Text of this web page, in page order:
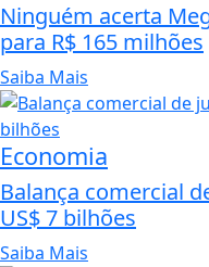
Ninguém acerta
para R$ 165 milhões
Saiba Mais
Economia
Balança comercial
US$ 7 bilhões
Saiba Mais